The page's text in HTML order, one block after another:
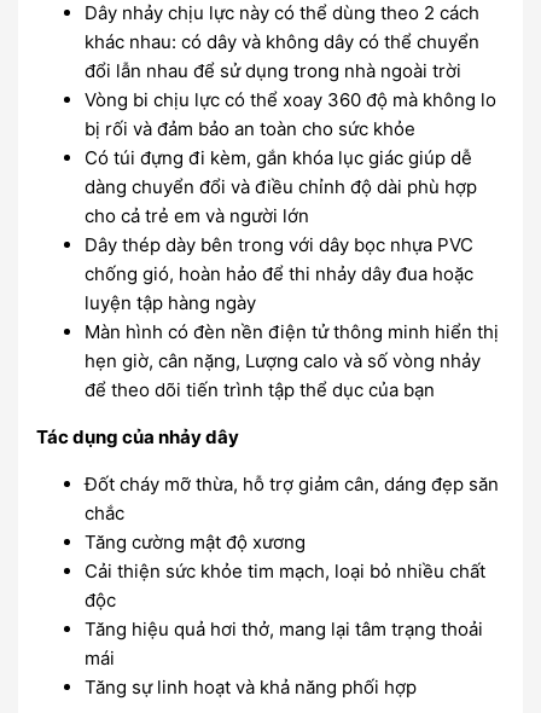
Dây nhảy chịu lực này có thể dùng theo 2 cách
khác nhau: có dây và không dây có thể chuyển
đổi lẫn nhau để sử dụng trong nhà ngoài trời
Vòng bi chịu lực có thể xoay 360 độ mà không lo
bị rối và đảm bảo an toàn cho sức khỏe
Có túi đựng đi kèm, gắn khóa lục giác giúp dễ
dàng chuyển đổi và điều chỉnh độ dài phù hợp
cho cả trẻ em và người lớn
Dây thép dày bên trong với dây bọc nhựa PVC
chống gió, hoàn hảo để thi nhảy dây đua hoặc
luyện tập hàng ngày
Màn hình có đèn nền điện tử thông minh hiển thị
hẹn giờ, cân nặng, Lượng calo và số vòng nhảy
để theo dõi tiến trình tập thể dục của bạn
Tác dụng của nhảy dây
Đốt cháy mỡ thừa, hỗ trợ giảm cân, dáng đẹp săn
chắc
Tăng cường mật độ xương
Cải thiện sức khỏe tim mạch, loại bỏ nhiều chất
độc
Tăng hiệu quả hơi thở, mang lại tâm trạng thoải
mái
Tăng sự linh hoạt và khả năng phối hợp